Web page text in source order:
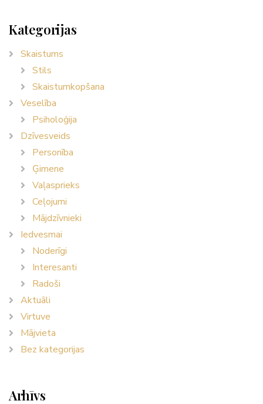
Kategorijas
Skaistums
Stils
Skaistumkopšana
Veselība
Psiholoģija
Dzīvesveids
Personība
Ģimene
Vaļasprieks
Ceļojumi
Mājdzīvnieki
Iedvesmai
Noderīgi
Interesanti
Radoši
Aktuāli
Virtuve
Mājvieta
Bez kategorijas
Arhīvs